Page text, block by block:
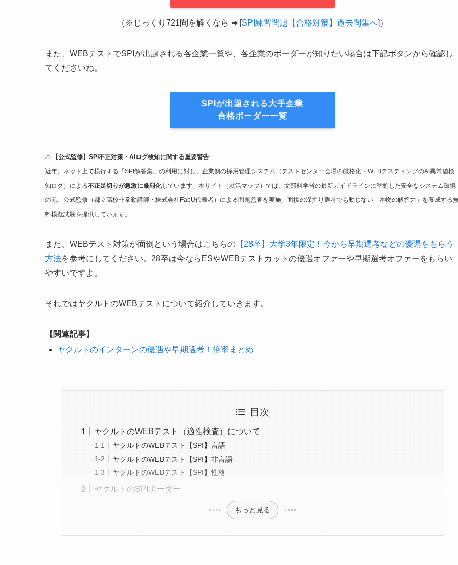
（※じっくり721問を解くなら ➔ [SPI練習問題【合格対策】過去問集へ]）
また、WEBテストでSPIが出題される各企業一覧や、各企業のボーダーが知りたい場合は下記ボタンから確認し
てくださいね。
SPIが出題される大手企業
合格ボーダー一覧
⚠️
【公式監修】SPI不正対策・AIログ検知に関する重要警告
近年、ネット上で横行する「SPI解答集」の利用に対し、企業側の採用管理システム（テストセンター会場の厳格化・WEBテスティングのAI異常値検
知ログ）による不正足切りが急激に厳罰化しています。本サイト（就活マップ）では、文部科学省の最新ガイドラインに準拠した安全なシステム環境
の元、公式監修（都立高校非常勤講師・株式会社FabU代表者）による問題監査を実施。面接の深掘り選考でも動じない「本物の解答力」を養成する
料模擬試験を提供しています。
また、WEBテスト対策が面倒という場合はこちらの 【28卒】大学3年限定！今から早期選考などの優遇をもらう
方法を参考にしてください。28卒は今ならESやWEBテストカットの優遇オファーや早期選考オファーをもらい
やすいですよ。
それではヤクルトのWEBテストについて紹介していきます。
【関連記事】
ヤクルトのインターンの優遇や早期選考！倍率まとめ
目次
ヤクルトのWEBテスト（適性検査）について
ヤクルトのWEBテスト【SPI】言語
ヤクルトのWEBテスト【SPI】非言語
ヤクルトのWEBテスト【SPI】性格
ヤクルトのSPIボーダー
もっと見る